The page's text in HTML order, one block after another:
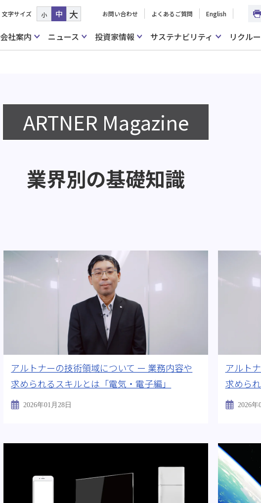
文字サイズ 小 中 大 お問い合わせ よくあるご質問 English
会社案内
ニュース 投資家情報 サステナビリティ リクル
ARTNER Magazine
業界別の基礎知識
アルトナーの技術領域について ー 業務内容や
求められるスキルとは「電気・電子編」
2026年01月28日
アルト
求めら
2026年